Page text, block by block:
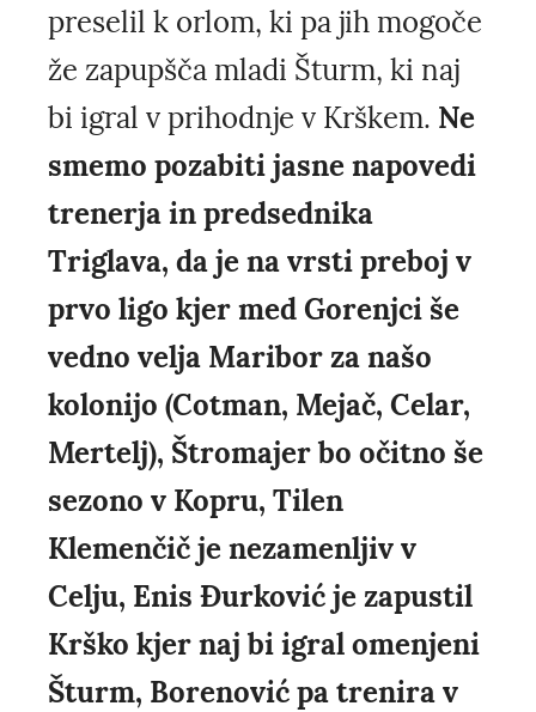
preselil k orlom, ki pa jih mogoče
že zapupšča mladi Šturm, ki naj
bi igral v prihodnje v Krškem. Ne
smemo pozabiti jasne napovedi
trenerja in predsednika
Triglava, da je na vrsti preboj v
prvo ligo kjer med Gorenjci še
vedno velja Maribor za našo
kolonijo (Cotman, Mejač, Celar,
Mertelj), Štromajer bo očitno še
sezono v Kopru, Tilen
Klemenčič je nezamenljiv v
Celju, Enis Đurković je zapustil
Krško kjer naj bi igral omenjeni
Šturm, Borenović pa trenira v